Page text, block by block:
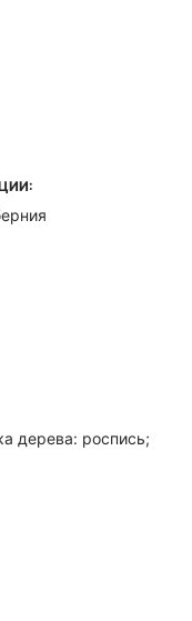
дерева: роспись;